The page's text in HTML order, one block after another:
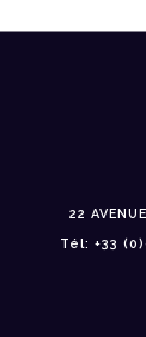
22
Tél: +33